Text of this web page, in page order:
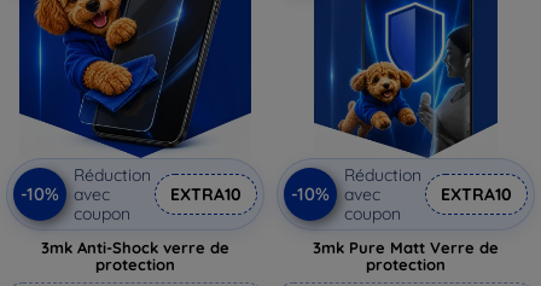
-10%
Réduction
avec
coupon
EXTRA10
3mk Anti-Shock verre de
protection
-10%
Réduction
avec
coupon
EXTRA10
3mk Pure Matt Verre de
protection